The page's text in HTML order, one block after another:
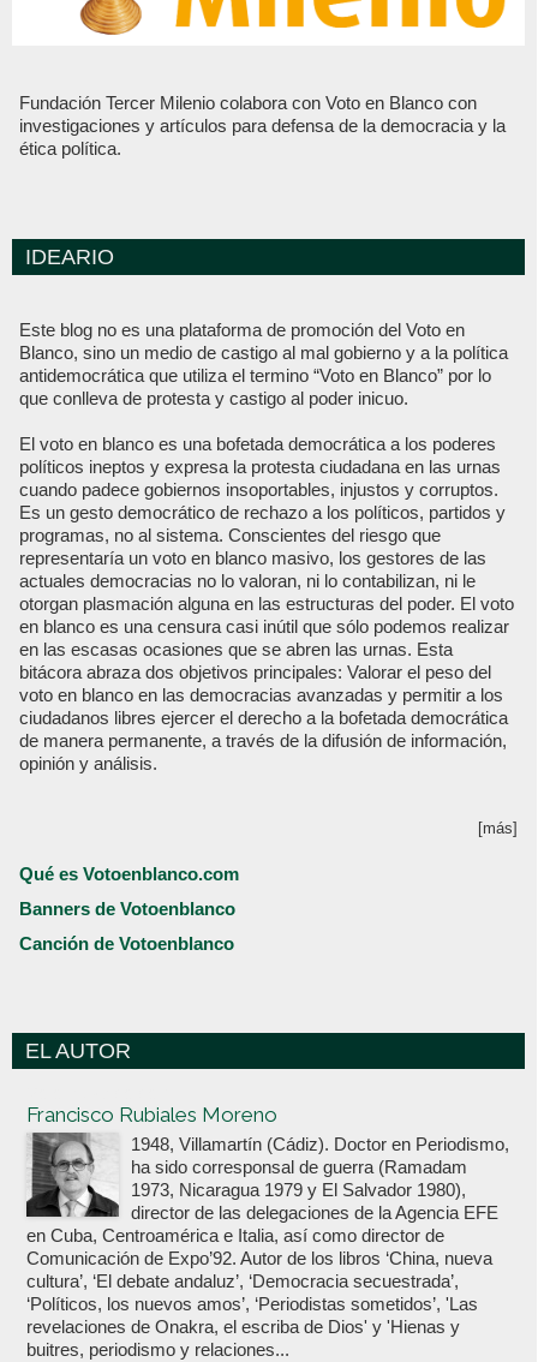
Fundación Tercer Milenio colabora con Voto en Blanco con
investigaciones y artículos para defensa de la democracia y la
ética política.
IDEARIO
Este blog no es una plataforma de promoción del Voto en
Blanco, sino un medio de castigo al mal gobierno y a la política
antidemocrática que utiliza el termino “Voto en Blanco” por lo
que conlleva de protesta y castigo al poder inicuo.
El voto en blanco es una bofetada democrática a los poderes
políticos ineptos y expresa la protesta ciudadana en las urnas
cuando padece gobiernos insoportables, injustos y corruptos.
Es un gesto democrático de rechazo a los políticos, partidos y
programas, no al sistema. Conscientes del riesgo que
representaría un voto en blanco masivo, los gestores de las
actuales democracias no lo valoran, ni lo contabilizan, ni le
otorgan plasmación alguna en las estructuras del poder. El voto
en blanco es una censura casi inútil que sólo podemos realizar
en las escasas ocasiones que se abren las urnas. Esta
bitácora abraza dos objetivos principales: Valorar el peso del
voto en blanco en las democracias avanzadas y permitir a los
ciudadanos libres ejercer el derecho a la bofetada democrática
de manera permanente, a través de la difusión de información,
opinión y análisis.
[más]
Qué es Votoenblanco.com
Banners de Votoenblanco
Canción de Votoenblanco
EL AUTOR
Francisco Rubiales Moreno
1948, Villamartín (Cádiz). Doctor en Periodismo,
ha sido corresponsal de guerra (Ramadam
1973, Nicaragua 1979 y El Salvador 1980),
director de las delegaciones de la Agencia EFE
en Cuba, Centroamérica e Italia, así como director de
Comunicación de Expo’92. Autor de los libros ‘China, nueva
cultura’, ‘El debate andaluz’, ‘Democracia secuestrada’,
‘Políticos, los nuevos amos’, ‘Periodistas sometidos’, 'Las
revelaciones de Onakra, el escriba de Dios' y 'Hienas y
buitres, periodismo y relaciones...